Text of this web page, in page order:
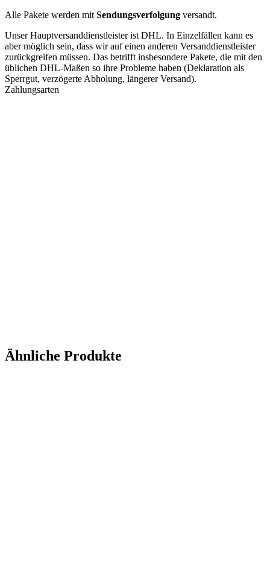
Alle Pakete werden mit Sendungsverfolgung versandt.
Unser Hauptversanddienstleister ist DHL. In Einzelfällen kann es
aber möglich sein, dass wir auf einen anderen Versanddienstleister
zurückgreifen müssen. Das betrifft insbesondere Pakete, die mit den
üblichen DHL-Maßen so ihre Probleme haben (Deklaration als
Sperrgut, verzögerte Abholung, längerer Versand).
Zahlungsarten
Ähnliche Produkte